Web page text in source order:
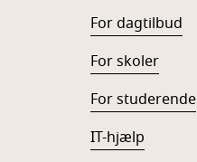
For dagtilbud
For skoler
For studerende
IT-hjælp